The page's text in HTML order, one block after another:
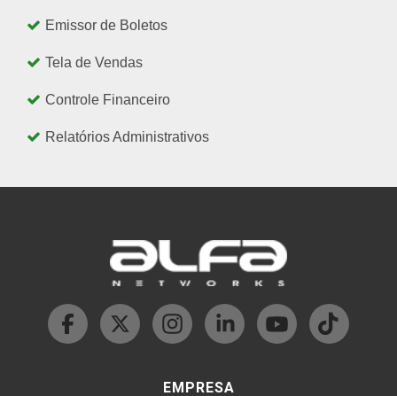
Emissor de Boletos
Tela de Vendas
Controle Financeiro
Relatórios Administrativos
EMPRESA